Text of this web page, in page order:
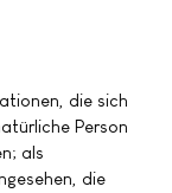
die sich
Person
als
die